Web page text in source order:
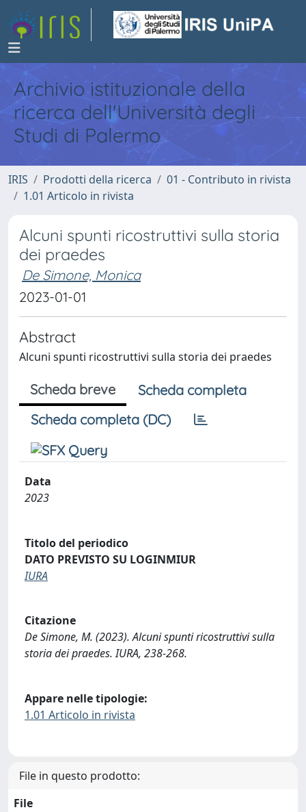
Archivio istituzionale della
ricerca dell'Università degli
Studi di Palermo
IRIS Prodotti della ricerca
01 - Contributo in rivista
1.01 Articolo in rivista
Alcuni spunti ricostruttivi sulla storia
dei praedes
De Simone, Monica
2023-01-01
Abstract
Alcuni spunti ricostruttivi sulla storia dei praedes
Scheda breve
Scheda completa
Scheda completa (DC)
Data
2023
Titolo del periodico
DATO PREVISTO SU LOGINMIUR
IURA
Citazione
De Simone, M. (2023). Alcuni spunti ricostruttivi sulla
storia dei praedes. IURA, 238-268.
Appare nelle tipologie:
1.01 Articolo in rivista
File in questo prodotto:
File